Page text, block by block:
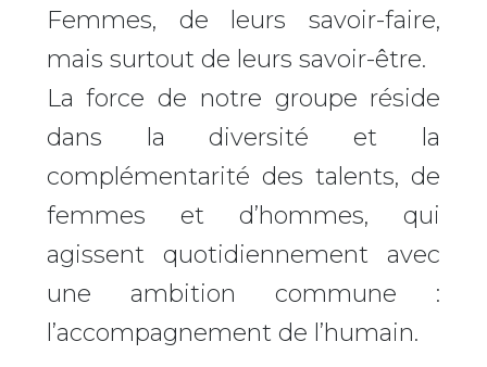
Femmes, de leurs savoir-faire,
mais surtout de leurs savoir-être.
La force de notre groupe réside
dans la diversité et la
complémentarité des talents, de
femmes et d’hommes, qui
agissent quotidiennement avec
une ambition commune :
l’accompagnement de l’humain.